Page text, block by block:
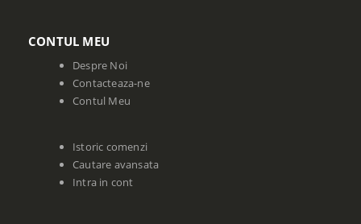
CONTUL MEU
Despre Noi
Contacteaza-ne
Contul Meu
Istoric comenzi
Cautare avansata
Intra in cont